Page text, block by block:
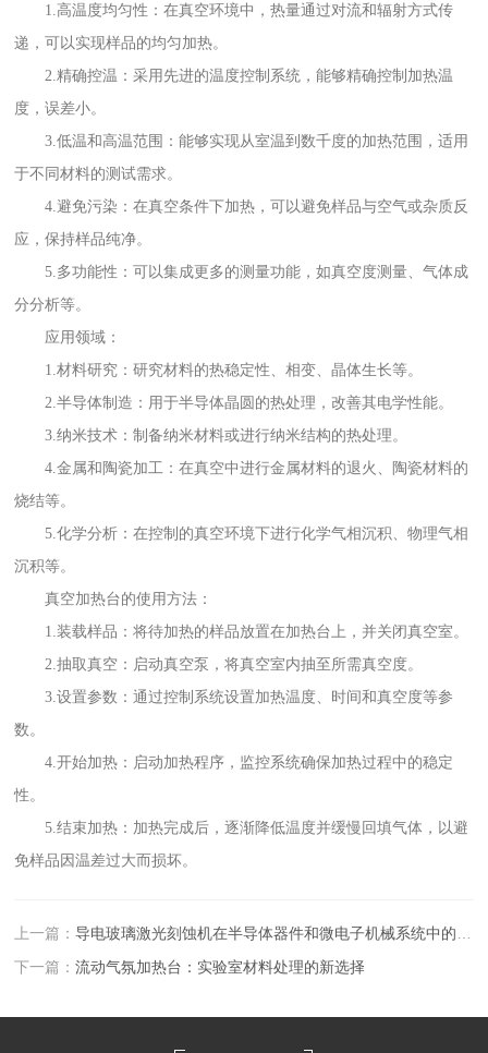
1.高温度均匀性：在真空环境中，热量通过对流和辐射方式传
递，可以实现样品的均匀加热。
2.精确控温：采用先进的温度控制系统，能够精确控制加热温
度，误差小。
3.低温和高温范围：能够实现从室温到数千度的加热范围，适用
于不同材料的测试需求。
4.避免污染：在真空条件下加热，可以避免样品与空气或杂质反
应，保持样品纯净。
5.多功能性：可以集成更多的测量功能，如真空度测量、气体成
分分析等。
应用领域：
1.材料研究：研究材料的热稳定性、相变、晶体生长等。
2.半导体制造：用于半导体晶圆的热处理，改善其电学性能。
3.纳米技术：制备纳米材料或进行纳米结构的热处理。
4.金属和陶瓷加工：在真空中进行金属材料的退火、陶瓷材料的
烧结等。
5.化学分析：在控制的真空环境下进行化学气相沉积、物理气相
沉积等。
真空加热台的使用方法：
1.装载样品：将待加热的样品放置在加热台上，并关闭真空室。
2.抽取真空：启动真空泵，将真空室内抽至所需真空度。
3.设置参数：通过控制系统设置加热温度、时间和真空度等参
数。
4.开始加热：启动加热程序，监控系统确保加热过程中的稳定
性。
5.结束加热：加热完成后，逐渐降低温度并缓慢回填气体，以避
免样品因温差过大而损坏。
上一篇：导电玻璃激光刻蚀机在半导体器件和微电子机械系统中的作用
下一篇：流动气氛加热台：实验室材料处理的新选择